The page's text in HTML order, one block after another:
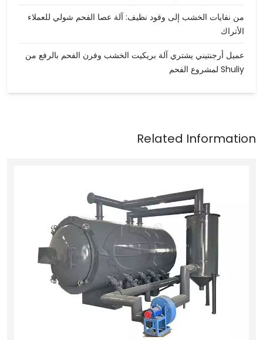
من نفايات الخشب إلى وقود نظيف: آلة عصا الفحم شولي للعملاء
الأتراك
عميل أرجنتيني يشتري آلة بريكيت الخشب وفرن الفحم بالرفع من
Shuliy لمشروع الفحم